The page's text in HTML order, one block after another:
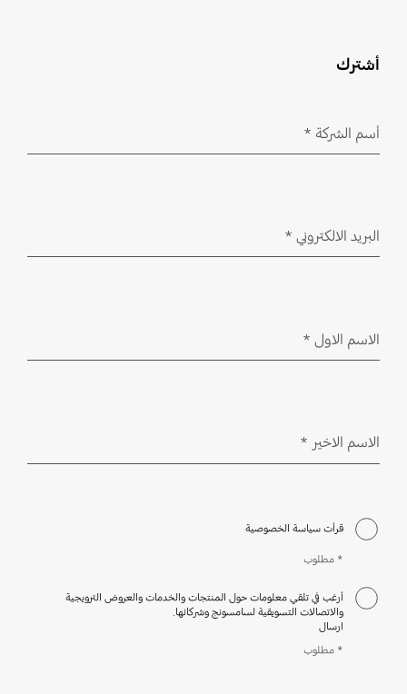
أشترك
أسم الشركة *
البريد الالكتروني *
الاسم الاول *
الاسم الاخير *
قرأت سياسة الخصوصية
* مطلوب
أرغب في تلقي معلومات حول المنتجات والخدمات والعروض الترويجية
والاتصالات التسويقية لسامسونج وشركائها.
ارسال
* مطلوب